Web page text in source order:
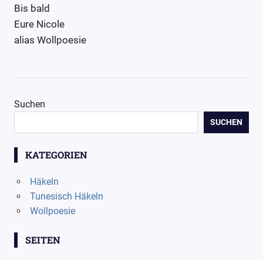
Bis bald
Eure Nicole
alias Wollpoesie
Suchen
SUCHEN
KATEGORIEN
Häkeln
Tunesisch Häkeln
Wollpoesie
SEITEN